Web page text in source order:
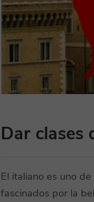
Dar clases
El italiano es uno
fascinados por la